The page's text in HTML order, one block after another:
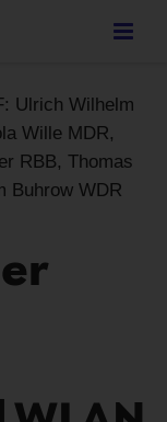
Ulrich Wilhelm
Wille MDR,
RBB, Thomas
Buhrow WDR